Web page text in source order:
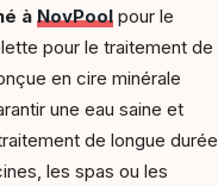
à NovPool pour le
pour le traitement de
en cire minérale
une eau saine et
de longue durée
les spas ou les